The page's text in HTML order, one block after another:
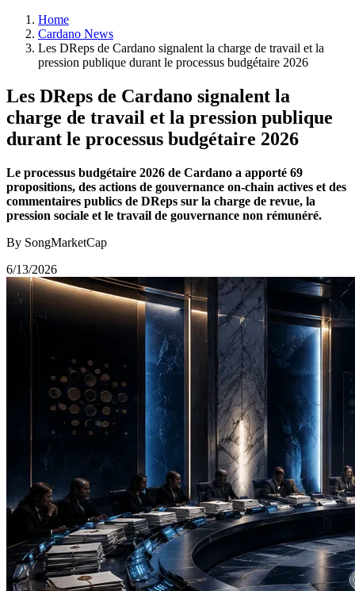
Home
Cardano News
Les DReps de Cardano signalent la charge de travail et la
pression publique durant le processus budgétaire 2026
Les DReps de Cardano signalent la
charge de travail et la pression publique
durant le processus budgétaire 2026
Le processus budgétaire 2026 de Cardano a apporté 69
propositions, des actions de gouvernance on-chain actives et des
commentaires publics de DReps sur la charge de revue, la
pression sociale et le travail de gouvernance non rémunéré.
By SongMarketCap
6/13/2026